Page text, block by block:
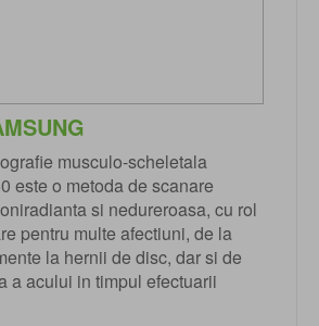
musculo-scheletala
este o metoda de scanare
si nedureroasa, cu rol
pentru multe afectiuni, de la
la hernii de disc, dar si de
a acului in timpul efectuarii